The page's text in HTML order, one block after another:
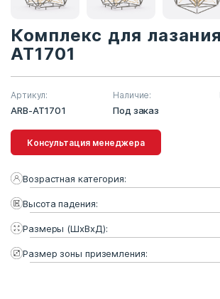
Комплекс для
AT1701
Артикул:
ARB-AT1701
Наличие:
Под заказ
Консультация менеджера
Возрастная категория:
Высота падения:
Размеры (ШхВхД):
Размер зоны приземления: